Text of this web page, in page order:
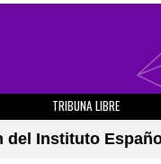
TRIBUNA LIBRE
del Instituto